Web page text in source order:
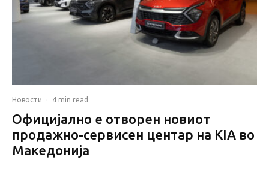
Новости · 4 min read
Официјално е отворен новиот
продажно-сервисен центар на KIA во
Македонија